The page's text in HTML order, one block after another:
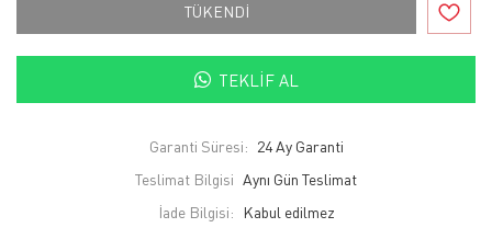
TÜKENDİ
TEKLIF AL
Garanti Süresi: 24 Ay Garanti
Teslimat Bilgisi Aynı Gün Teslimat
İade Bilgisi: